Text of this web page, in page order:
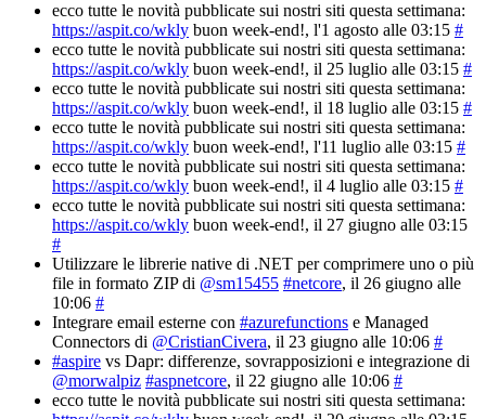
ecco tutte le novità pubblicate sui nostri siti questa settimana:
https://aspit.co/wkly buon week-end!, l'1 agosto alle 03:15 #
ecco tutte le novità pubblicate sui nostri siti questa settimana:
https://aspit.co/wkly buon week-end!, il 25 luglio alle 03:15 #
ecco tutte le novità pubblicate sui nostri siti questa settimana:
https://aspit.co/wkly buon week-end!, il 18 luglio alle 03:15 #
ecco tutte le novità pubblicate sui nostri siti questa settimana:
https://aspit.co/wkly buon week-end!, l'11 luglio alle 03:15 #
ecco tutte le novità pubblicate sui nostri siti questa settimana:
https://aspit.co/wkly buon week-end!, il 4 luglio alle 03:15 #
ecco tutte le novità pubblicate sui nostri siti questa settimana:
https://aspit.co/wkly buon week-end!, il 27 giugno alle 03:15
#
Utilizzare le librerie native di .NET per comprimere uno o più
file in formato ZIP di @sm15455 #netcore, il 26 giugno alle
10:06 #
Integrare email esterne con #azurefunctions e Managed
Connectors di @CristianCivera, il 23 giugno alle 10:06 #
#aspire vs Dapr: differenze, sovrapposizioni e integrazione di
@morwalpiz #aspnetcore, il 22 giugno alle 10:06 #
ecco tutte le novità pubblicate sui nostri siti questa settimana: